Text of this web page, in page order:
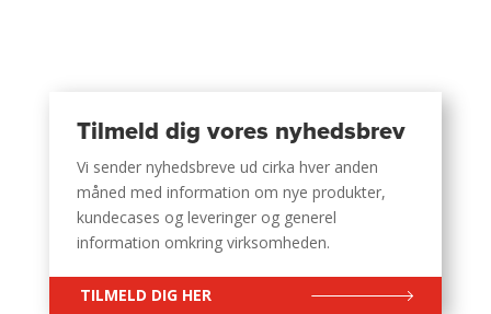
Tilmeld dig vores nyhedsbrev
Vi sender nyhedsbreve ud cirka hver anden
måned med information om nye produkter,
kundecases og leveringer og generel
information omkring virksomheden.
TILMELD DIG HER